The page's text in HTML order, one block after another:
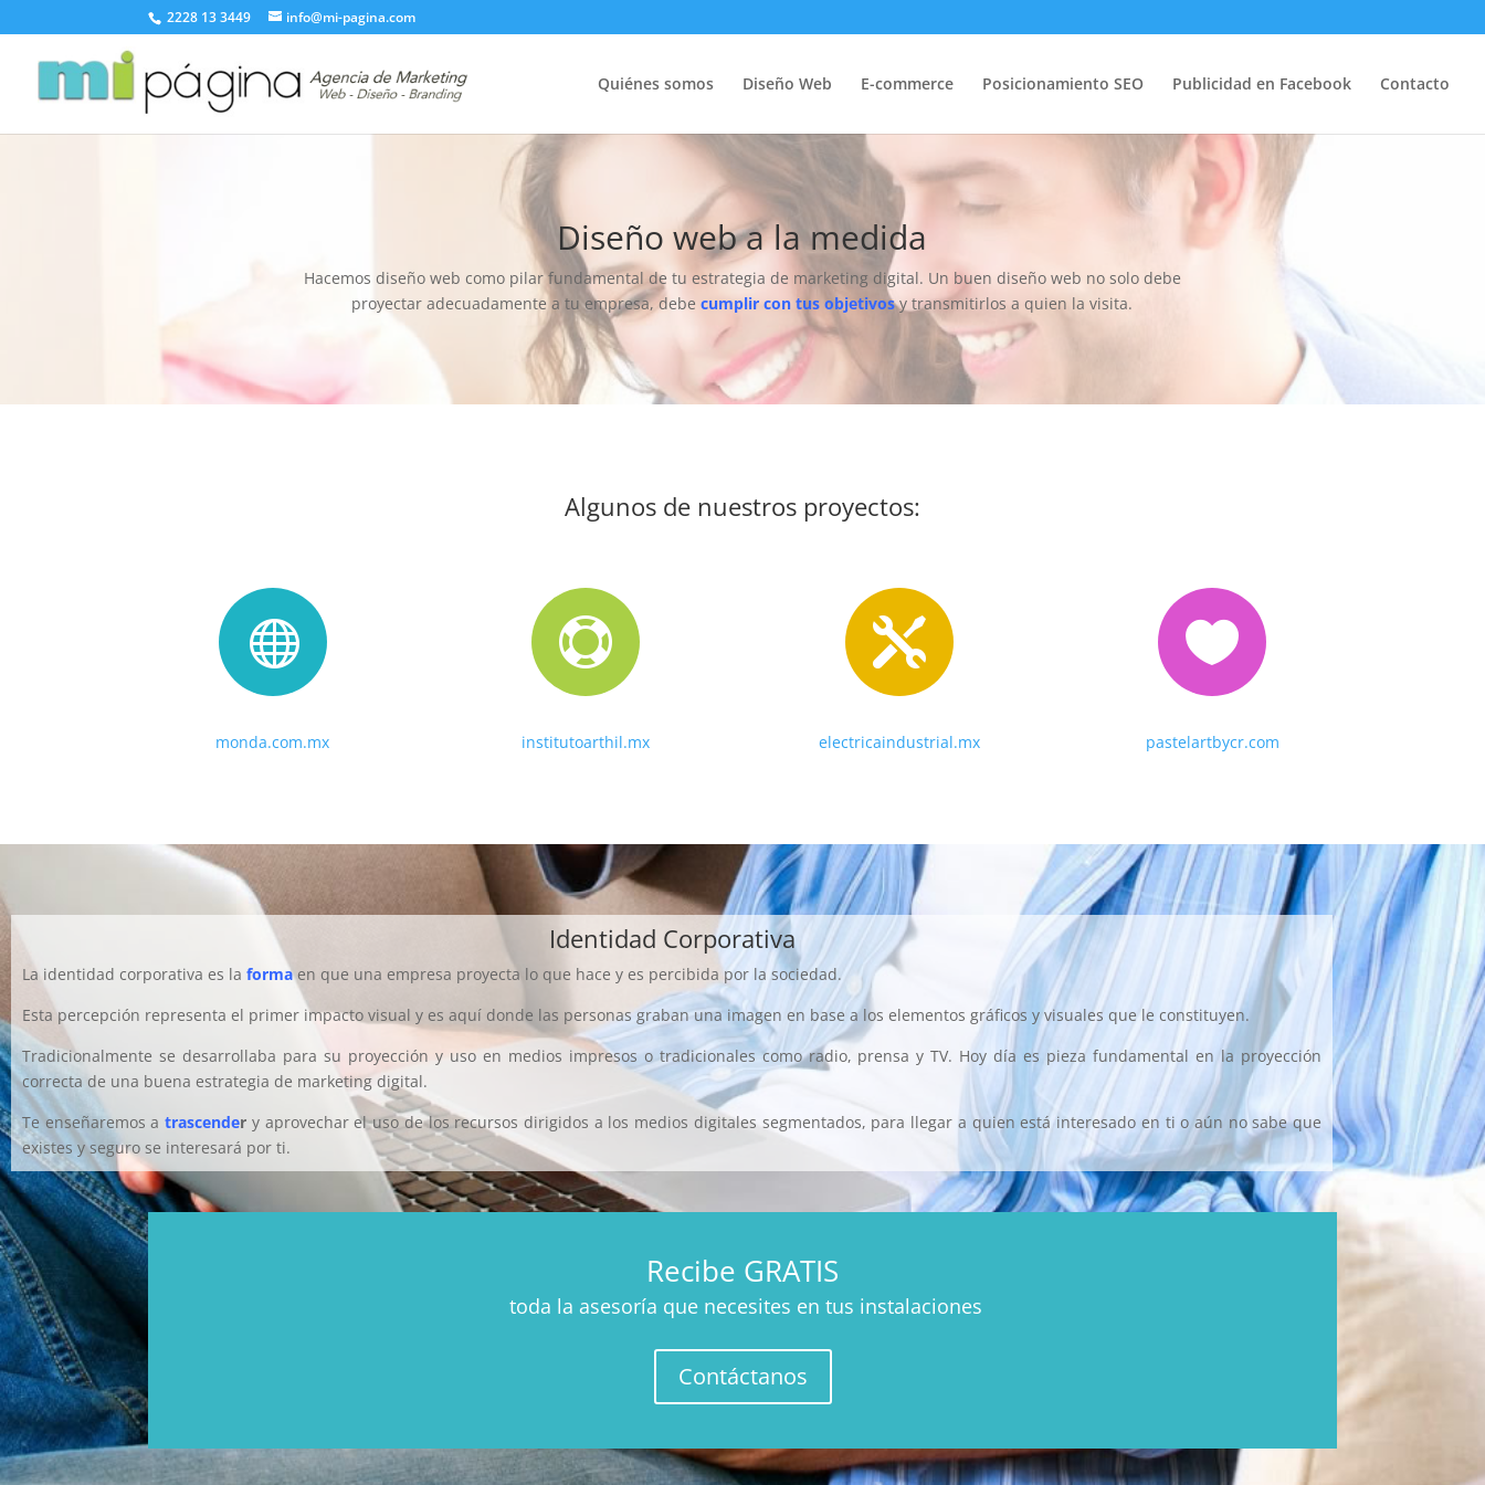
2228 13 3449 info@mi-pagina.com
Quiénes somos Diseño Web E-commerce Posicionamiento SEO Publicidad en Facebook Contacto
Diseño web a la medida
Hacemos diseño web como pilar fundamental de tu estrategia de marketing digital. Un buen diseño web no solo debe
proyectar adecuadamente a tu empresa, debecumplir con tus objetivosy transmitirlos a quien la visita.
Algunos de nuestros proyectos:

monda.com.mx

institutoarthil.mx

electricaindustrial.mx

pastelartbycr.com
Identidad Corporativa
La identidad corporativa es la formaen que una empresa proyecta lo que hace y es percibida por la sociedad.
Esta percepción representa el primer impacto visual y es aquí donde las personas graban una imagen en base a los elementos gráficos y visuales que le constituyen.
Tradicionalmente se desarrollaba para su proyección y uso en medios impresos o tradicionales como radio, prensa y TV. Hoy día es pieza fundamental en la proyección
correcta de una buena estrategia de marketing digital.
Te enseñaremos atrascender y aprovechar el uso de los recursos dirigidos a los medios digitales segmentados, para llegar a quien está interesado en ti o aún no sabe que
existes y seguro se interesará por ti.
Recibe GRATIS
toda la asesoría que necesites en tus instalaciones
Contáctanos